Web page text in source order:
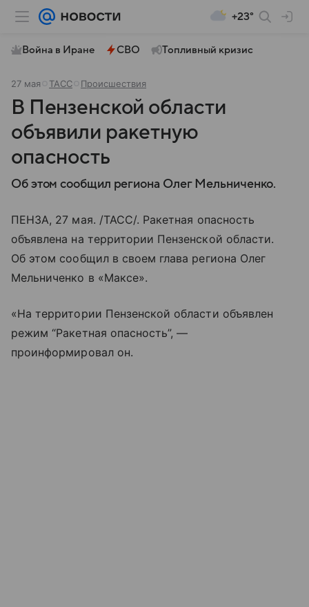
+23°
Война в Иране СВО Топливный кризис
27 мая ТАСС Происшествия
В Пензенской области
объявили ракетную
опасность
Об этом сообщил региона Олег Мельниченко.
ПЕНЗА, 27 мая. /ТАСС/. Ракетная опасность
объявлена на территории Пензенской области.
Об этом сообщил в своем глава региона Олег
Мельниченко в «Максе».
«На территории Пензенской области объявлен
режим “Ракетная опасность”, —
проинформировал он.